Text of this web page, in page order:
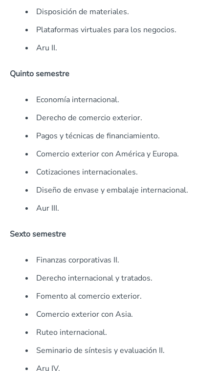
Disposición de materiales.
Plataformas virtuales para los negocios.
Aru II.
Quinto semestre
Economía internacional.
Derecho de comercio exterior.
Pagos y técnicas de financiamiento.
Comercio exterior con América y Europa.
Cotizaciones internacionales.
Diseño de envase y embalaje internacional.
Aur III.
Sexto semestre
Finanzas corporativas II.
Derecho internacional y tratados.
Fomento al comercio exterior.
Comercio exterior con Asia.
Ruteo internacional.
Seminario de síntesis y evaluación II.
Aru IV.